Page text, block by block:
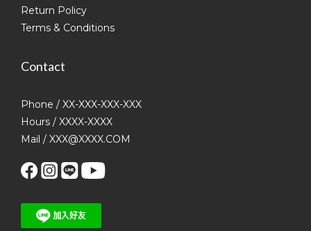
Return Policy
Terms & Conditions
Contact
Phone / XX-XXX-XXX-XXX
Hours / XXXX-XXXX
Mail / XXX@XXXX.COM